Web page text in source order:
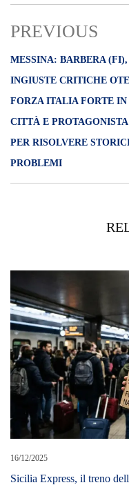
PREVIOUS
MESSINA: BARBERA (FI),
INGIUSTE CRITICHE
FORZA ITALIA FORTE IN
CITTÀ E PROTAGONISTA
PER RISOLVERE
PROBLEMI
16/12/2025
Sicilia Express, il treno